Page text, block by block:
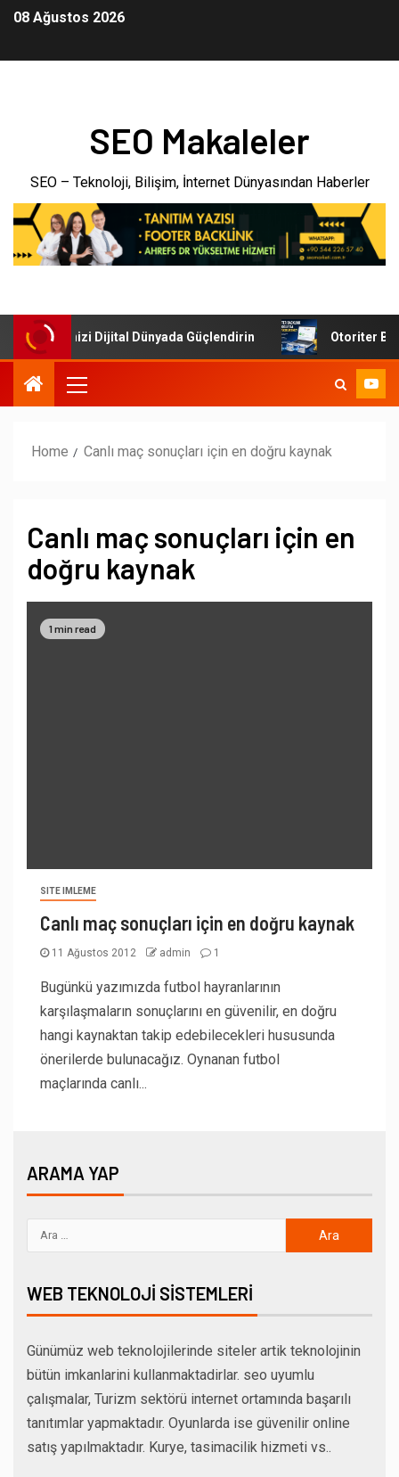
08 Ağustos 2026
SEO Makaleler
SEO – Teknoloji, Bilişim, İnternet Dünyasından Haberler
İşletmenizi Dijital Dünyada Güçlendirin Otoriter
Home Canlı maç sonuçları için en doğru kaynak
Canlı maç sonuçları için en
doğru kaynak
1 min read
SITE IMLEME
Canlı maç sonuçları için en doğru kaynak
11 Ağustos 2012 admin 1
Bugünkü yazımızda futbol hayranlarının
karşılaşmaların sonuçlarını en güvenilir, en doğru
hangi kaynaktan takip edebilecekleri hususunda
önerilerde bulunacağız. Oynanan futbol
maçlarında canlı...
ARAMA YAP
WEB TEKNOLOJI SISTEMLERI
Günümüz web teknolojilerinde siteler artik teknolojinin
bütün imkanlarini kullanmaktadirlar. seo uyumlu
çalışmalar, Turizm sektörü internet ortamında başarılı
tanıtımlar yapmaktadır. Oyunlarda ise güvenilir online
satış yapılmaktadır. Kurye, tasimacilik hizmeti vs..